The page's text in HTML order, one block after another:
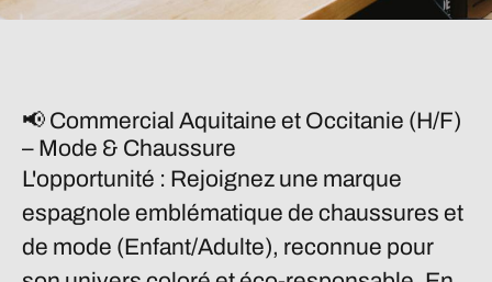
📢 Commercial Aquitaine et Occitanie (H/F)
– Mode & Chaussure
L'opportunité : Rejoignez une marque
espagnole emblématique de chaussures et
de mode (Enfant/Adulte), reconnue pour